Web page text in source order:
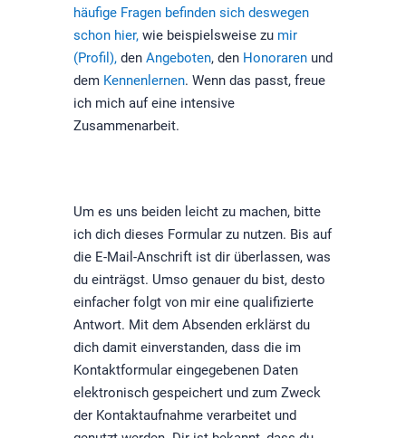
häufige Fragen befinden sich deswegen
schon hier,wie beispielsweise zu mir
(Profil),den Angeboten, den Honorarenund
dem Kennenlernen. Wenn das passt, freue
ich mich auf eine intensive
Zusammenarbeit.
Um es uns beiden leicht zu machen, bitte
ich dich dieses Formular zu nutzen. Bis auf
die E-Mail-Anschrift ist dir überlassen, was
du einträgst. Umso genauer du bist, desto
einfacher folgt von mir eine qualifizierte
Antwort. Mit dem Absenden erklärst du
dich damit einverstanden, dass die im
Kontaktformular eingegebenen Daten
elektronisch gespeichert und zum Zweck
der Kontaktaufnahme verarbeitet und